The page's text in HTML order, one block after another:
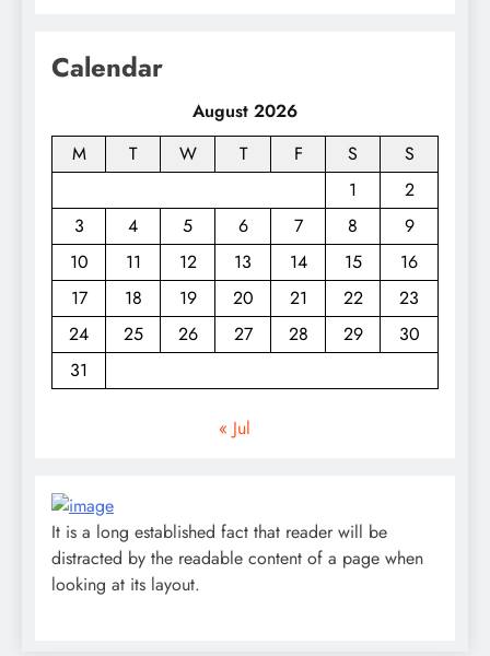
Calendar
August 2026
M
T W T F S
S
1
2
3
4 5 6 7 8
9
10
11 12 13 14 15
16
17
18 19 20 21 22
23
24
25 26 27 28 29
30
31
« Jul
It is a long established fact that reader will be
distracted by the readable content of a page when
looking at its layout.